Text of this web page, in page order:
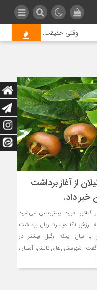
وقتی حقیقت، قربانی
از آغاز برداشت
گیلان افزود: پیش‌بینی می‌شود
باغداران گیلانی سه هزار و ۵۸۴ تن ازگیل به ارزش ۱۶۱ میلیارد ریال برداشت
بیان اینکه ازگیل بیشتر در
شهرستان‌های تالش، آستارا،